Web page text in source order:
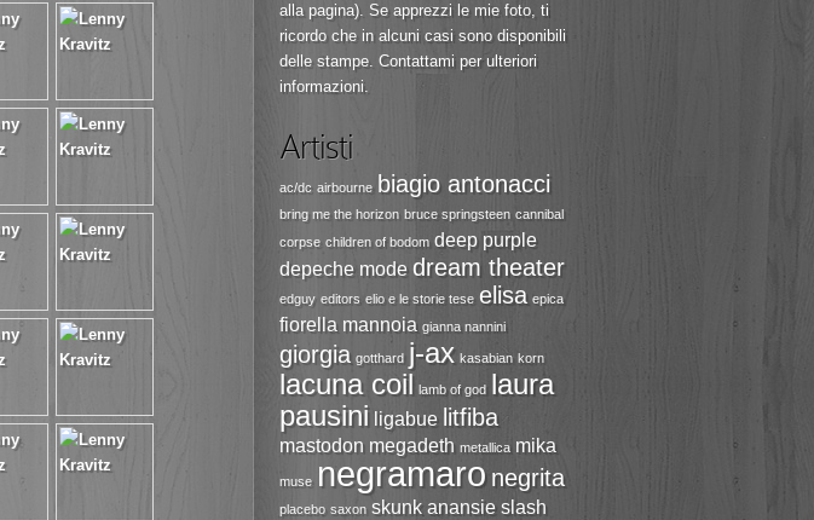
alla pagina). Se apprezzi le mie foto, ti
ricordo che in alcuni casi sono disponibili
delle stampe. Contattami per ulteriori
informazioni.
Artisti
ac/dc airbourne biagio antonacci
bring me the horizon bruce springsteen cannibal
corpse children of bodom deep purple
depeche mode dream theater
edguy editors elio e le storie tese elisa epica
fiorella mannoia gianna nannini
giorgia gotthard j-ax kasabian korn
lacuna coil lamb of god laura
pausini ligabue litfiba
mastodon megadeth metallica mika
muse negramaro negrita
placebo saxon skunk anansie slash